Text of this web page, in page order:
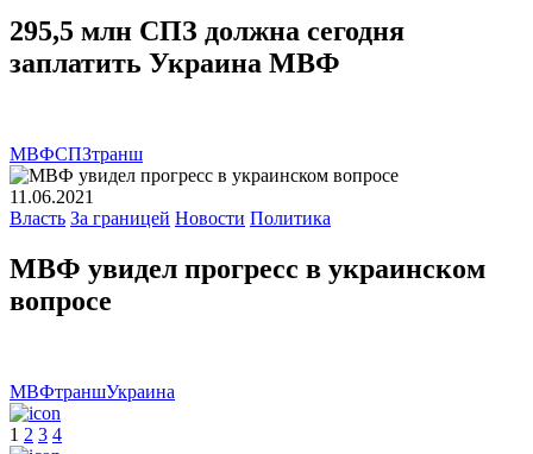
295,5 млн СПЗ должна сегодня
заплатить Украина МВФ
МВФСПЗтранш
11.06.2021
Власть За границей Новости Политика
МВФ увидел прогресс в украинском
вопросе
МВФтраншУкраина
1 2 3 4